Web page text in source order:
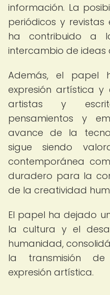
información. La
periódicos y
ha contribuido a
intercambio de ideas
Además, el papel
expresión artística y
artistas y
pensamientos y
avance de la
sigue siendo
contemporánea
duradero para la
de la creatividad
El papel ha dejado
la cultura y el
humanidad,
la transmisión
expresión artística.